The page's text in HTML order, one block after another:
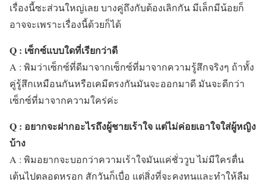
เรื่องนี้ซะส่วนใหญ่เลย บางคู่ถึงกับต้องเลิกกัน มีเล็กมีน้อยก็
อาจจะเพราะเรื่องนี้ด้วยก็ได้
Q : เซ็กซ์แบบใดที่เรียกว่าดี
A : พิมว่าเซ็กซ์ที่ดีมาจากเซ็กซ์ที่มาจากความรู้สึกจริงๆ ถ้าทั้ง
คู่รู้สึกเหมือนกันหรือเคมีตรงกันมันจะออกมาดี มันจะดีกว่า
เซ็กซ์ที่มาจากความใคร่ค่ะ
Q : อยากจะฝากอะไรถึงผู้ชายเร้าใจ แต่ไม่ค่อยเอาใจใส่ผู้หญิง
บ้าง
A : พิมอยากจะบอกว่าความเร้าใจมันแค่ชั่ววูบ ไม่มีใครตื่น
เต้นไปตลอดหรอก สักวันก็เบื่อ แต่สิ่งที่จะคงทนและทำให้ลืม